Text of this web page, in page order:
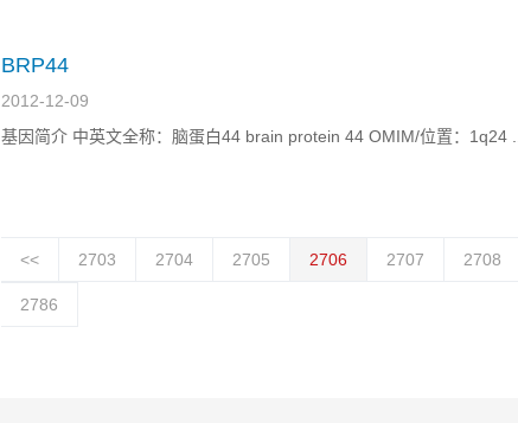
BRP44
2012-12-09
基因简介 中英文全称：脑蛋白44 brain protein 44 OMIM/位置：1q24 ...
<< 2703 2704 2705 2706 2707 2708
2786